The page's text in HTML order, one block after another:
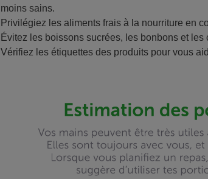
moins sains.
Privilégiez les aliments frais à la nourriture en
Évitez les boissons sucrées, les bonbons et les
Vérifiez les étiquettes des produits pour vous